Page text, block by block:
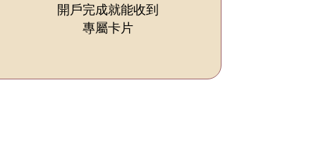
開戶完成就能收到
專屬卡片